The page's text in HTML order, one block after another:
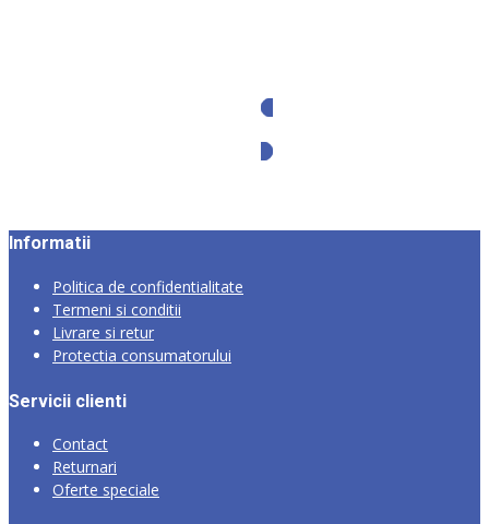
Informatii
Politica de confidentialitate
Termeni si conditii
Livrare si retur
Protectia consumatorului
Servicii clienti
Contact
Returnari
Oferte speciale